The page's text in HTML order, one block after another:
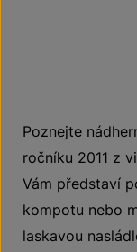
Poznejte
ročníku 2011 z
Vám představí
kompotu nebo
laskavou